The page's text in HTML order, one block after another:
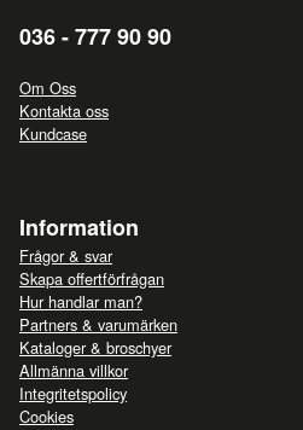
036 - 777 90 90
Om Oss
Kontakta oss
Kundcase
Information
Frågor & svar
Skapa offertförfrågan
Hur handlar man?
Partners & varumärken
Kataloger & broschyer
Allmänna villkor
Integritetspolicy
Cookies